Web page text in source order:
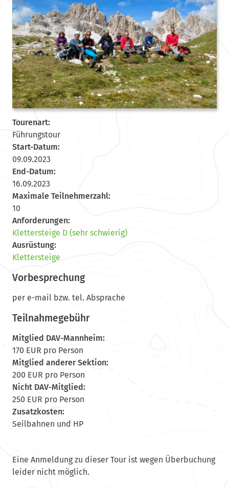
Tourenart:
Führungstour
Start-Datum:
09.09.2023
End-Datum:
16.09.2023
Maximale Teilnehmerzahl:
10
Anforderungen:
Klettersteige D (sehr schwierig)
Ausrüstung:
Klettersteige
Vorbesprechung
per e-mail bzw. tel. Absprache
Teilnahmegebühr
Mitglied DAV-Mannheim:
170 EUR pro Person
Mitglied anderer Sektion:
200 EUR pro Person
Nicht DAV-Mitglied:
250 EUR pro Person
Zusatzkosten:
Seilbahnen und HP
Eine Anmeldung zu dieser Tour ist wegen Überbuchung
leider nicht möglich.